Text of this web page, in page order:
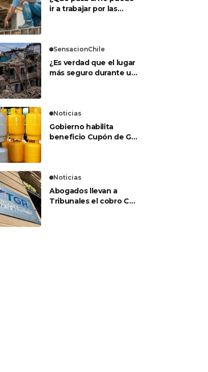
ir a trabajar por las
SensacionChile
¿Es verdad que el lugar
más seguro durante un
Noticias
Gobierno habilita
beneficio Cupón de Gas
Noticias
Abogados llevan a
Tribunales el cobro CAE